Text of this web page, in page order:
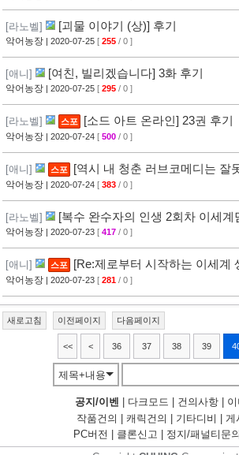
[라노벨] [괴물 이야기 (상)] 후기
악어농장 | 2020-07-25 [ 255 / 0 ]
[애니] [여친, 빌리겠습니다] 3화 후기
악어농장 | 2020-07-25 [ 295 / 0 ]
[라노벨] 스포 [소드 아트 온라인] 23권 후기
악어농장 | 2020-07-24 [ 500 / 0 ]
[애니] 스포
[역시 내 청춘 러브코메디는 잘
후기
악어농장 | 2020-07-24 [ 383 / 0 ]
[라노벨] [복수 완수자의 인생 2회차 이세계
악어농장 | 2020-07-23 [ 417 / 0 ]
[애니] 스포 [Re:제로부터 시작하는 이세계
악어농장 | 2020-07-23 [ 281 / 0 ]
새로고침 이전페이지 다음페이지
<< < 36 37 38 39
제목+내용
공지/이벤 | 다크모드 | 건의사항 |
작품건의 | 캐릭건의 | 기타디비 | 게
PC버전 | 클론신고 | 정지/패널티문의